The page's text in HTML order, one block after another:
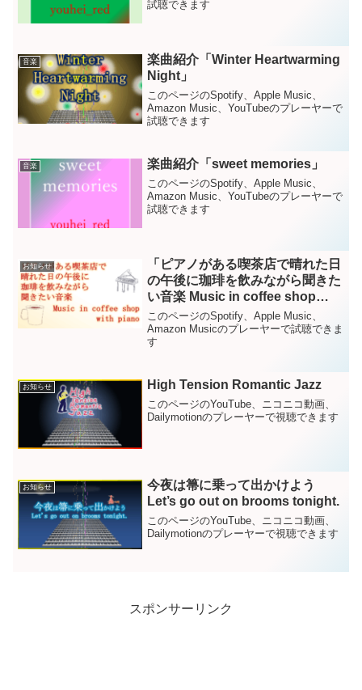
試聴できます
音楽
楽曲紹介「Winter Heartwarming
Night」
このページのSpotify、Apple Music、
Amazon Music、YouTubeのプレーヤーで
試聴できます
音楽 楽曲紹介「sweet memories」
このページのSpotify、Apple Music、
Amazon Music、YouTubeのプレーヤーで
試聴できます
お知らせ
「ピアノがある喫茶店で晴れた日
の午後に珈琲を飲みながら聞きた
い音楽 Music in coffee shop
with piano」の配信を開始しまし
た
このページのSpotify、Apple Music、
Amazon Musicのプレーヤーで試聴できま
す
お知らせ High Tension Romantic Jazz
このページのYouTube、ニコニコ動画、
Dailymotionのプレーヤーで視聴できます
お知らせ
今夜は箒に乗って出かけよう
Let’s go out on brooms tonight.
このページのYouTube、ニコニコ動画、
Dailymotionのプレーヤーで視聴できます
スポンサーリンク